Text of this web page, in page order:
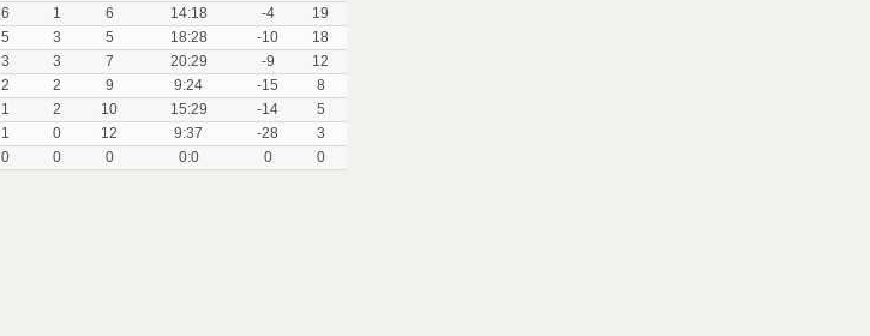
6 1 6 14:18 -4
19
5 3 5 18:28 -10
18
3 3 7 20:29 -9
12
2 2 9 9:24 -15
8
1 2 10 15:29 -14
5
1 0 12 9:37 -28
3
0 0 0 0:0 0 0